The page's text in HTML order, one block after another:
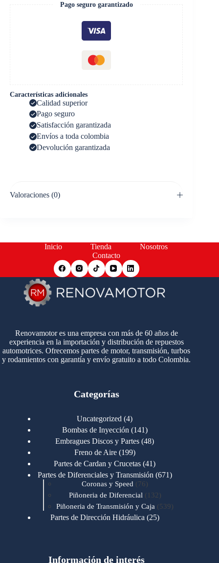
Pago seguro garantizado
Características adicionales
Calidad superior
Pago seguro
Satisfacción garantizada
Envíos a toda colombia
Devolución garantizada
Valoraciones (0)
Inicio Tienda
Nosotros
Contacto
Renovamotor es una empresa con más de 60 años de
experiencia en la importación y distribución de repuestos
automotrices. Ofrecemos partes de motor, transmisión, turbos
y rodamientos con garantía y envío gratuito a todo Colombia.
Categorías
Uncategorized 44
productos
Bombas de Inyección 141141
productos
Embragues Discos y Partes 4848
Freno de Aire 199199
productos
Partes de Cardan y Crucetas 4141
productos
Partes de Diferenciales y Transmisión 671671
Coronas y Speed 7676
productos
Piñoneria de Diferencial 132 132
productos
Piñoneria de Transmisión y Caja 539539
Partes de Dirección Hidráulica 2525
Motores Cummins 723
Información de interés